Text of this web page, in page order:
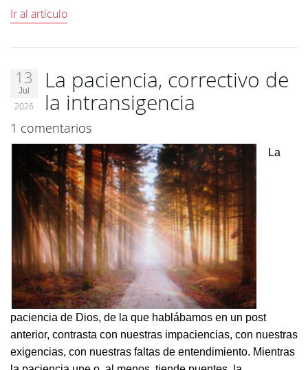
Ir al artículo
13
Jul
2026
La paciencia, correctivo de
la intransigencia
1 comentarios
La
paciencia de Dios, de la que hablábamos en un post
anterior, contrasta con nuestras impaciencias, con nuestras
exigencias, con nuestras faltas de entendimiento. Mientras